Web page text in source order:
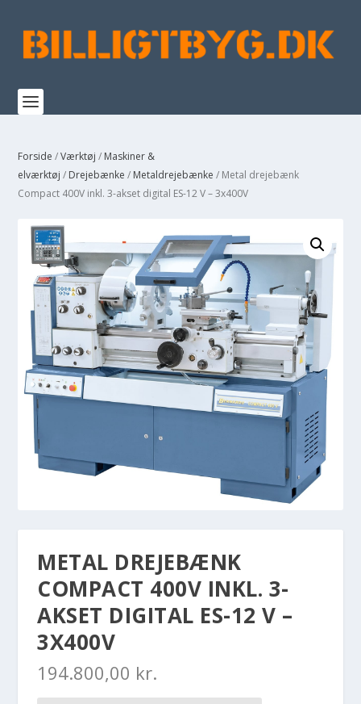
Forside /Værktøj / Maskiner &
elværktøj / Drejebænke / Metaldrejebænke / Metal drejebænk
Compact 400V inkl. 3-akset digital ES-12 V – 3x400V
METAL DREJEBÆNK
COMPACT 400V INKL. 3-
AKSET DIGITAL ES-12 V –
3X400V
194.800,00 kr.